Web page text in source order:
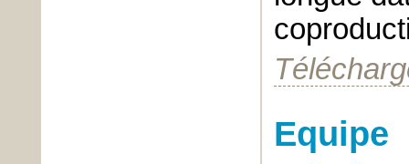
Equipe